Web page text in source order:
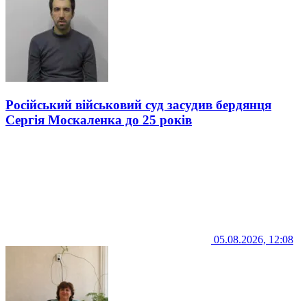
Російський військовий суд засудив бердянця
Сергія Москаленка до 25 років
05.08.2026, 12:08